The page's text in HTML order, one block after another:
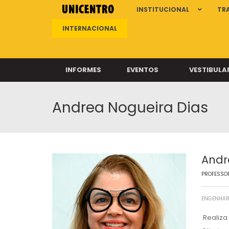
INSTITUCIONAL
INTERNACIONAL
INFORMES EVENTOS
Andrea Nogueira Dias